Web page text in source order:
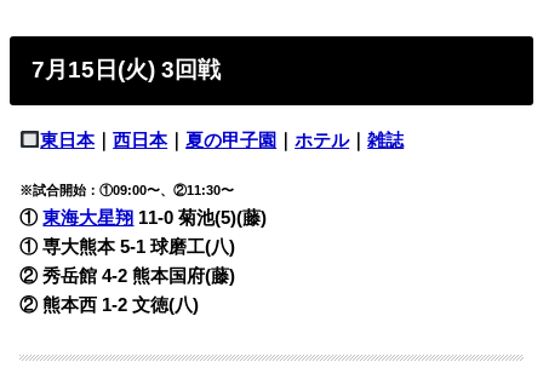
7月15日(火) 3回戦
東日本｜西日本｜夏の甲子園 ｜ホテル｜雑誌
※試合開始：①09:00〜、②11:30〜
①東海大星翔 11-0菊池(5)(藤)
① 専大熊本 5-1球磨工(八)
② 秀岳館 4-2 熊本国府(藤)
② 熊本西 1-2文徳(八)